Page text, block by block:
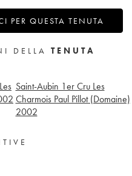
PER QUESTA TENUTA
DELLA TENUTA
Saint-Aubin 1er Cru Les
Charmois Paul Pillot (Domaine)
2002